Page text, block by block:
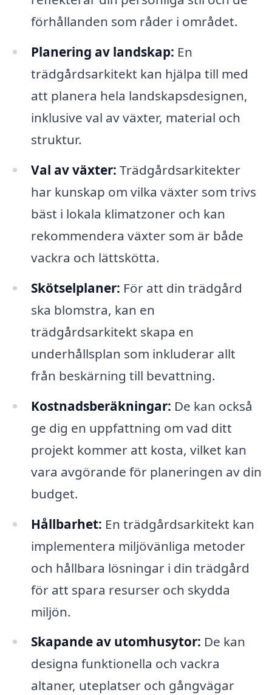
förhållanden som råder i området.
Planering av landskap: En
trädgårdsarkitekt kan hjälpa till med
att planera hela landskapsdesignen,
inklusive val av växter, material och
struktur.
Val av växter: Trädgårdsarkitekter
har kunskap om vilka växter som trivs
bäst i lokala klimatzoner och kan
rekommendera växter som är både
vackra och lättskötta.
Skötselplaner: För att din trädgård
ska blomstra, kan en
trädgårdsarkitekt skapa en
underhållsplan som inkluderar allt
från beskärning till bevattning.
Kostnadsberäkningar: De kan också
ge dig en uppfattning om vad ditt
projekt kommer att kosta, vilket kan
vara avgörande för planeringen av din
budget.
Hållbarhet: En trädgårdsarkitekt kan
implementera miljövänliga metoder
och hållbara lösningar i din trädgård
för att spara resurser och skydda
miljön.
Skapande av utomhusytor: De kan
designa funktionella och vackra
altaner, uteplatser och gångvägar